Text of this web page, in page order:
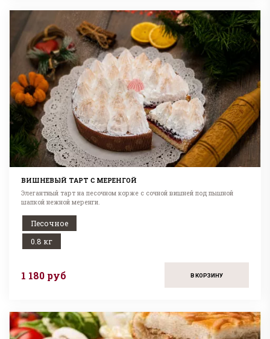
ВИШНЕВЫЙ ТАРТ С МЕРЕНГОЙ
Элегантный тарт на песочном корже с сочной вишней под пышной
шапкой нежной меренги.
Песочное
0.8 кг
1 180 руб В КОРЗИНУ